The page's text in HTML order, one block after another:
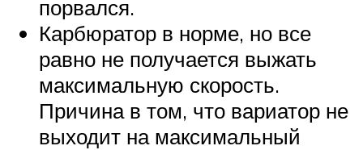
порвался.
Карбюратор в норме, но все
равно не получается выжать
максимальную скорость.
Причина в том, что вариатор не
выходит на максимальный